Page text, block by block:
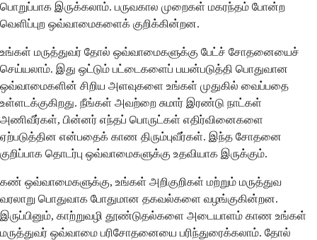
பொறுப்பாக இருக்கலாம். பருவகால முறைகள் மகரந்தம் போன்ற
வெளிப்புற ஒவ்வாமைகளைக் குறிக்கின்றன.
உங்கள் மருத்துவர் தோல் ஒவ்வாமைகளுக்கு பேட்ச் சோதனையைச்
செய்யலாம். இது ஒட்டும் பட்டைகளைப் பயன்படுத்தி பொதுவான
ஒவ்வாமைகளின் சிறிய அளவுகளை உங்கள் முதுகில் வைப்பதை
உள்ளடக்குகிறது. நீங்கள் அவற்றை சுமார் இரண்டு நாட்கள்
அணிவீர்கள், பின்னர் எந்தப் பொருட்கள் எதிர்வினைகளை
ஏற்படுத்தின என்பதைக் காண திரும்புவீர்கள். இந்த சோதனை
குறிப்பாக தொடர்பு ஒவ்வாமைகளுக்கு உதவியாக இருக்கும்.
கண் ஒவ்வாமைகளுக்கு, உங்கள் அறிகுறிகள் மற்றும் மருத்துவ
வரலாறு பொதுவாக போதுமான தகவல்களை வழங்குகின்றன.
இருப்பினும், காற்றுவழி தூண்டுதல்களை அடையாளம் காண உங்கள்
மருத்துவர் ஒவ்வாமை பரிசோதனையை பரிந்துரைக்கலாம். தோல்